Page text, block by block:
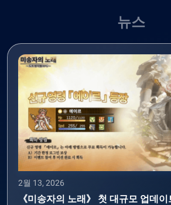
뉴스
2월 13, 2026
《미송자의 노래》 첫 대규모 업데